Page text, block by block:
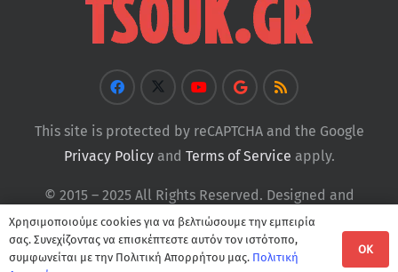
This site is protected by reCAPTCHA and the Google
Privacy Policyand Terms of Service apply.
© 2015 – 2025 All Rights Reserved. Designed and
Developed byTsouk
Χρησιμοποιούμε cookies για να βελτιώσουμε την εμπειρία
σας. Συνεχίζοντας να επισκέπτεστε αυτόν τον ιστότοπο,
συμφωνείται με την Πολιτική Απορρήτου μας. Πολιτική
OK